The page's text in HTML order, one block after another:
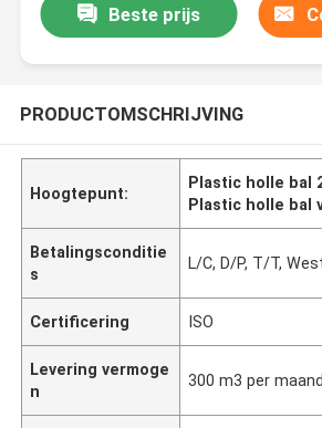
Beste prijs
PRODUCTOMSCHRIJVING
Hoogtepunt:
Plastic holle bal
Plastic holle bal
Betalingsconditie
s
L/C, D/P, T/T,
Certificering ISO
Levering vermoge
n
300 m3 per maand